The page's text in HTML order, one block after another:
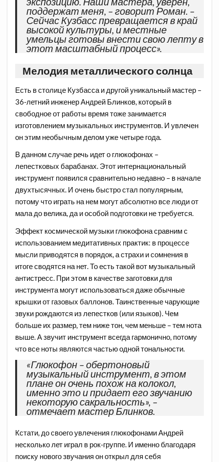
поддержат меня, – говорит Роман. –
Сейчас Кузбасс превращается в край
высокой культуры, и местные
умельцы готовы внести свою лепту в
этот масштабный процесс».
Мелодия металлического солнца
Есть в столице Кузбасса и другой уникальный мастер –
36-летний инженер Андрей Блинков, который в
свободное от работы время тоже занимается
изготовлением музыкальных инструментов. И увлечен
он этим необычным делом уже четыре года.
В данном случае речь идет о глюкофонах –
лепестковых барабанах. Этот интернациональный
инструмент появился сравнительно недавно – в начале
двухтысячных. И очень быстро стал популярным,
потому что играть на нем могут абсолютно все люди от
мала до велика, да и особой подготовки не требуется.
Эффект космической музыки глюкофона сравним с
использованием медитативных практик: в процессе
мысли приводятся в порядок, а страхи и сомнения в
итоге сводятся на нет. То есть такой вот музыкальный
антистресс. При этом в качестве заготовки для
инструмента могут использоваться даже обычные
крышки от газовых баллонов. Таинственные чарующие
звуки рождаются из лепестков (или языков). Чем
больше их размер, тем ниже тон, чем меньше – тем нота
выше. А звучит инструмент всегда гармонично, потому
что все ноты являются частью одной тональности.
«Глюкофон – обертоновый
музыкальный инструмент, в этом
плане он очень похож на колокол,
именно это и придает его звучанию
некоторую сакральность», –
отмечает мастер Блинков.
Кстати, до своего увлечения глюкофонами Андрей
несколько лет играл в рок-группе. И именно благодаря
поиску нового звучания он открыл для себя